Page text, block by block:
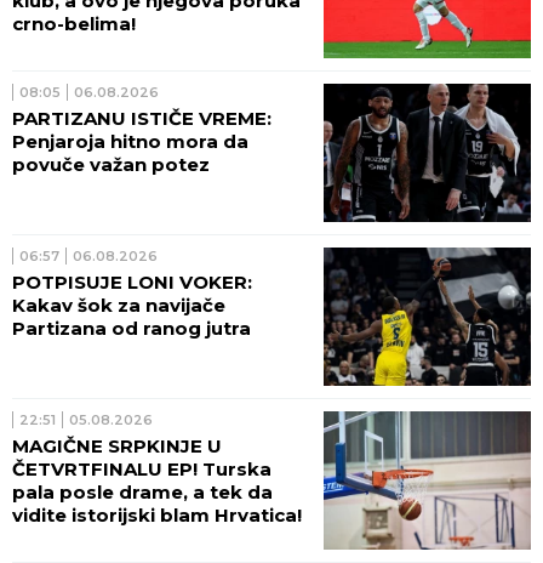
crno-belima!
08:05 06.08.2026
PARTIZANU ISTIČE VREME:
Penjaroja hitno mora da
povuče važan potez
06:57 06.08.2026
POTPISUJE LONI VOKER:
Kakav šok za navijače
Partizana od ranog jutra
22:51 05.08.2026
MAGIČNE SRPKINJE U
ČETVRTFINALU EP! Turska
pala posle drame, a tek da
vidite istorijski blam Hrvatica!